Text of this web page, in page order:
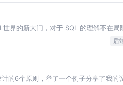
界的新大门，对于 SQL 的理解不在局
SQL写法
后
的6个原则，举了一个例子分享了我的